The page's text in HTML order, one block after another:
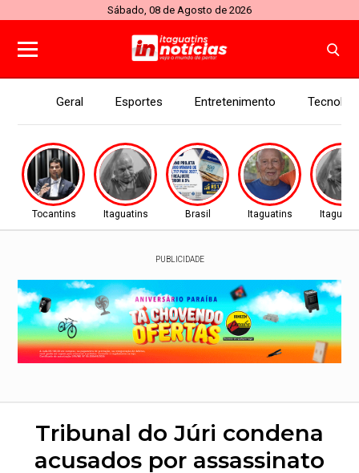
Sábado, 08 de Agosto de 2026
Geral Esportes Entretenimento
Tocantins Itaguatins Brasil Itaguatins
PUBLICIDADE
Tribunal do Júri condena
acusados por assassinato